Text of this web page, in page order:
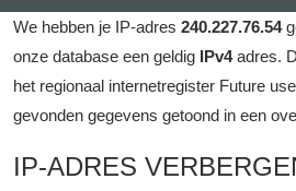
We hebben je IP-adres 240.227.76.54
onze database een geldig IPv4adres.
het regionaal internetregister Future
gevonden gegevens getoond in een
IP-ADRES